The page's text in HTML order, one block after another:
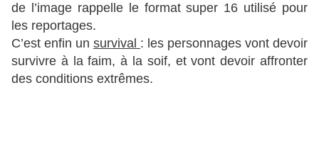
de l’image rappelle le format super 16 utilisé pour
les reportages.
C’est enfin un survival : les personnages vont devoir
survivre à la faim, à la soif, et vont devoir affronter
des conditions extrêmes.